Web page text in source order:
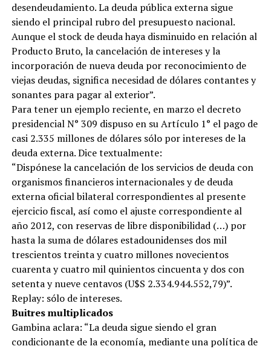
desendeudamiento. La deuda pública externa sigue
siendo el principal rubro del presupuesto nacional.
Aunque el stock de deuda haya disminuido en relación al
Producto Bruto, la cancelación de intereses y la
incorporación de nueva deuda por reconocimiento de
viejas deudas, significa necesidad de dólares contantes y
sonantes para pagar al exterior”.
Para tener un ejemplo reciente, en marzo el decreto
presidencial N° 309 dispuso en su Artículo 1° el pago de
casi 2.335 millones de dólares sólo por intereses de la
deuda externa. Dice textualmente:
“Dispónese la cancelación de los servicios de deuda con
organismos financieros internacionales y de deuda
externa oficial bilateral correspondientes al presente
ejercicio fiscal, así como el ajuste correspondiente al
año 2012, con reservas de libre disponibilidad (…) por
hasta la suma de dólares estadounidenses dos mil
trescientos treinta y cuatro millones novecientos
cuarenta y cuatro mil quinientos cincuenta y dos con
setenta y nueve centavos (U$S 2.334.944.552,79)”.
Replay: sólo de intereses.
Buitres multiplicados
Gambina aclara: “La deuda sigue siendo el gran
condicionante de la economía, mediante una política de